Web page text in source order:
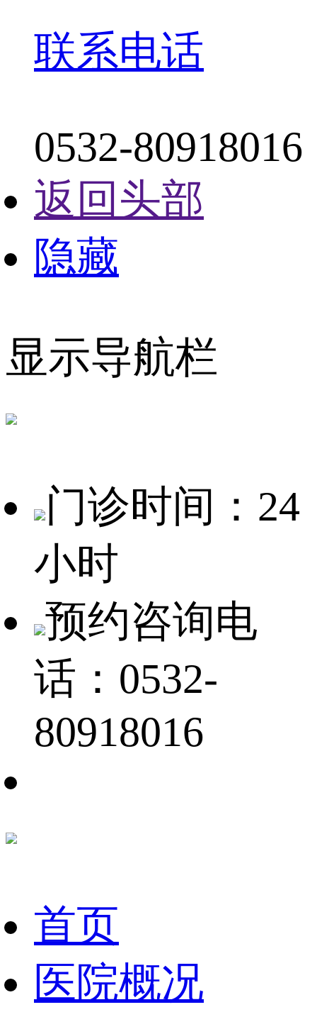
联系电话
0532-80918016
返回头部
隐藏
显示导航栏
门诊时间：24
小时
预约咨询电
话：0532-
80918016
首页
医院概况